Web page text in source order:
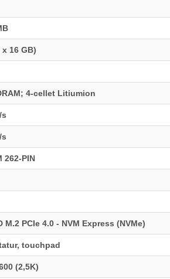
x 16 GB)
4-cellet Litiumion
s
s
262-PIN
M.2 PCIe 4.0 - NVM Express (NVMe)
touchpad
(2,5K)